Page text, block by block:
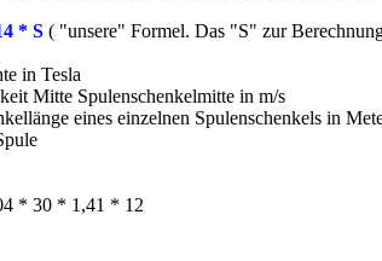
* S ( "unsere" Formel. Das "S" zur
in Tesla
Mitte Spulenschenkelmitte in m/s
eines einzelnen Spulenschenkels in
* 30 * 1,41 * 12